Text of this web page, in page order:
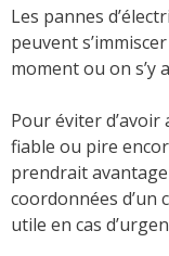
Les pannes
peuvent
moment ou on s’y
Pour éviter
fiable ou pire
prendrait
coordonnées d’un
utile en cas